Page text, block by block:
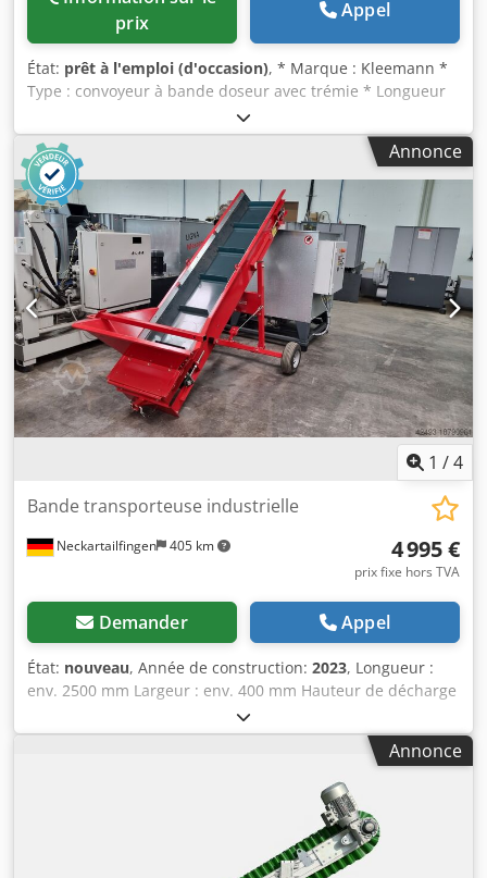
prix
Appel
État: prêt à l'emploi (d'occasion), * Marque : Kleemann *
Type : convoyeur à bande doseur avec trémie * Longueur
A-A : 5000 mm, largeur de bande : 800 mm. (occasion) *
Entraînement : motoréducteur env. 4 kW. * Dim. trémie :
4000 x 1800 x 1150 mm. (neuf) Djdpfxey Tm Ibo Ai RjkrAnnonce
1 /4
Neckartailfingen 405 km
Bande transporteuse industrielle
4 995 €
prix fixe hors TVA
Demander Appel
État: nouveau, Année de construction: 2023, Longueur :
env. 2500 mm Largeur : env. 400 mm Hauteur de décharge
: env. 1650 mm Poids : 290 kilogrammes Moteur : 0,75 kW
Dkodov Srvvjpfx Ai Rsr Prix départ usine Expédition selon
Annonce